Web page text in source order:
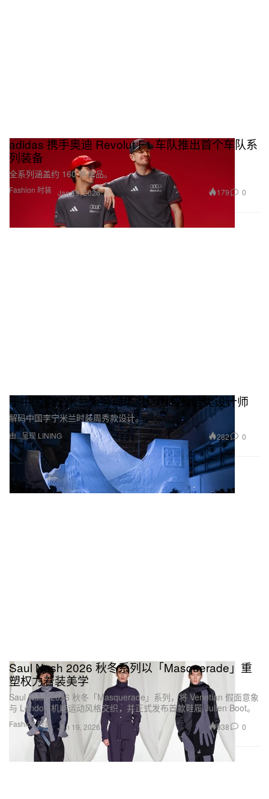
Fashion 时装
adidas 携手奥迪 Revolut F1 车队推出首个车队系
列装备
全系列涵盖约 160 件单品。
Jan 19, 2026 179 0
于中国李宁米兰大秀现场对话服装及鞋类设计师
解码中国李宁米兰时装周秀款设计。
由...呈现 LINING 282 0
Fashion 时装
Saul Nash 2026 秋冬系列以「Masquerade」重
塑权力着装美学
Saul Nash 2026 秋冬「Masquerade」系列，将 Venetian 假面意象
与 London 机能运动风格交织，并正式发布首款鞋履 Julien Boot。
Jan 19, 2026 938 0